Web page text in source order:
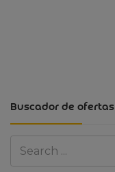
Buscador de ofertas